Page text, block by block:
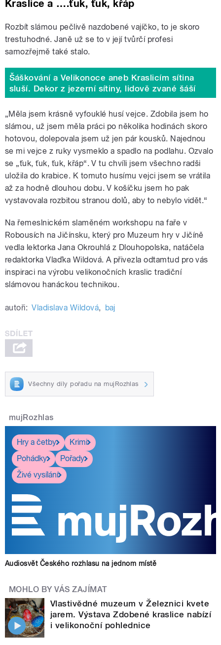
Kraslice a ….ťuk, ťuk, křáp
Rozbít slámou pečlivě nazdobené vajíčko, to je skoro
trestuhodné. Janě už se to v její tvůrčí profesi
samozřejmě také stalo.
Šáškování a Velikonoce aneb Kraslicím sítina
sluší. Dekor z jezerní sítiny, lidově zvané šáší
„Měla jsem krásně vyfouklé husí vejce. Zdobila jsem ho
slámou, už jsem měla práci po několika hodinách skoro
hotovou, dolepovala jsem už jen pár kousků. Najednou
se mi vejce z ruky vysmeklo a spadlo na podlahu. Ozvalo
se „ťuk, ťuk, ťuk, křáp“. V tu chvíli jsem všechno radši
uložila do krabice. K tomuto husímu vejci jsem se vrátila
až za hodně dlouhou dobu. V košíčku jsem ho pak
vystavovala rozbitou stranou dolů, aby to nebylo vidět.“
Na řemeslnickém slaměném workshopu na faře v
Robousích na Jičínsku, který pro Muzeum hry v Jičíně
vedla lektorka Jana Okrouhlá z Dlouhopolska, natáčela
redaktorka Vlaďka Wildová. A přivezla odtamtud pro vás
inspiraci na výrobu velikonočních kraslic tradiční
slámovou hanáckou technikou.
autoři: Vladislava Wildová, baj
Všechny díly pořadu na mujRozhlas
mujRozhlas
Hry a četby
Krimi
Pohádky
Pořady
Živé vysílání
Audiosvět Českého rozhlasu na jednom místě
MOHLO BY VÁS ZAJÍMAT
Vlastivědné muzeum v Železnici kvete
jarem. Výstava Zdobené kraslice nabízí
i velikonoční pohlednice